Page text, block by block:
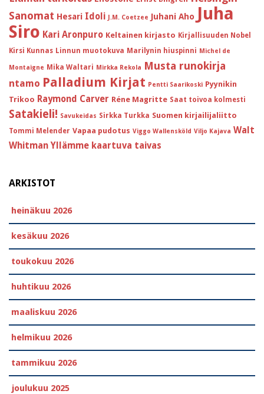
Sanomat Hesari Idoli J.M. Coetzee Juhani Aho Juha
Siro Kari Aronpuro Keltainen kirjasto Kirjallisuuden Nobel
Kirsi Kunnas Linnun muotokuva Marilynin hiuspinni Michel de
Montaigne Mika Waltari Mirkka Rekola Musta runokirja
ntamo Palladium Kirjat Pentti Saarikoski Pyynikin
Trikoo Raymond Carver Réne Magritte Saat toivoa kolmesti
Satakieli! Savukeidas Sirkka Turkka Suomen kirjailijaliitto
Tommi Melender Vapaa pudotus Viggo Wallensköld Viljo Kajava Walt
Whitman Yllämme kaartuva taivas
ARKISTOT
heinäkuu 2026
kesäkuu 2026
toukokuu 2026
huhtikuu 2026
maaliskuu 2026
helmikuu 2026
tammikuu 2026
joulukuu 2025